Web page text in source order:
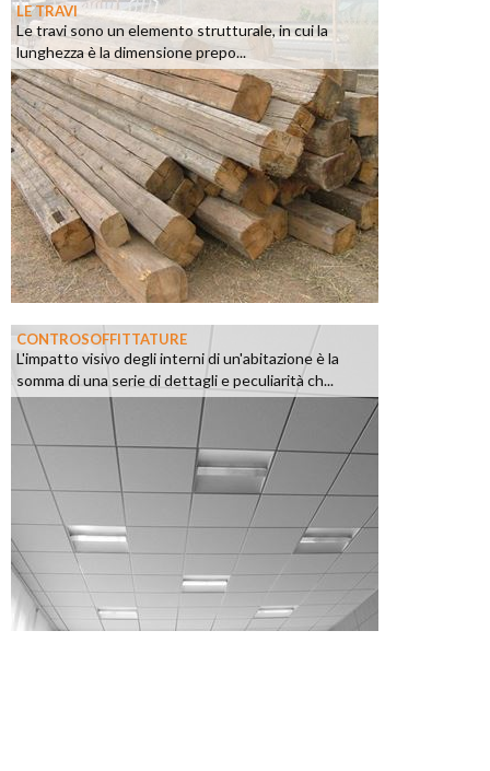
LE TRAVI
Le travi sono un elemento strutturale, in cui la
lunghezza è la dimensione prepo...
CONTROSOFFITTATURE
L'impatto visivo degli interni di un'abitazione è la
somma di una serie di dettagli e peculiarità ch...